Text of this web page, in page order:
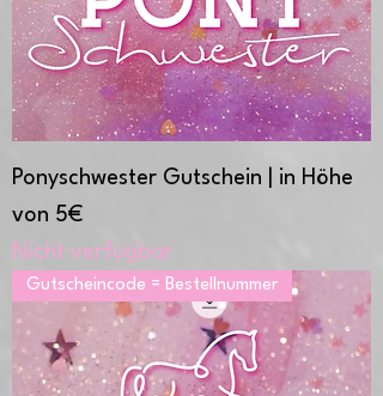
Ponyschwester Gutschein | in Höhe
von 5€
Nicht verfügbar
Gutscheincode = Bestellnummer